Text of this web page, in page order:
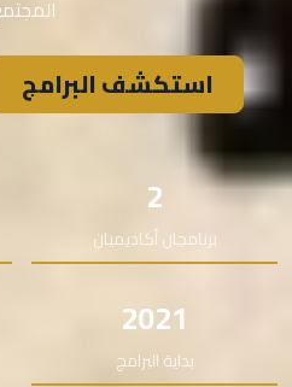
المجتمع.
استكشف البرامج
2
برنامجان أكاديميان
2021
بداية البرامج